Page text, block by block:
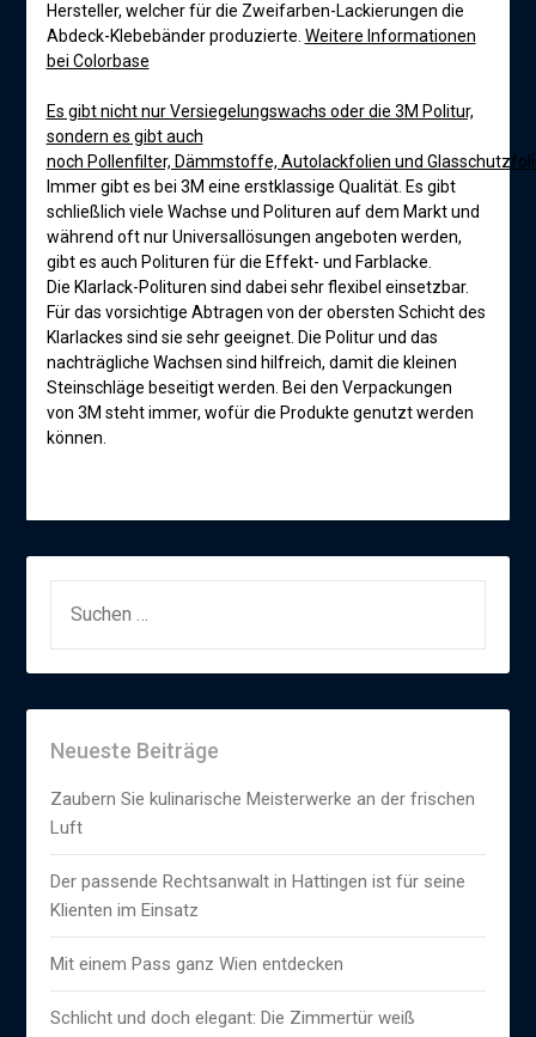
Hersteller, welcher für die Zweifarben-Lackierungen die
Abdeck-Klebebänder produzierte. Weitere Informationen
bei Colorbase
Es gibt nicht nur Versiegelungswachs oder die 3M Politur,
sondern es gibt auch
noch Pollenfilter, Dämmstoffe, Autolackfolien und
Immer gibt es bei 3M eine erstklassige Qualität. Es gibt
schließlich viele Wachse und Polituren auf dem Markt und
während oft nur Universallösungen angeboten werden,
gibt es auch Polituren für die Effekt- und Farblacke.
Die Klarlack-Polituren sind dabei sehr flexibel einsetzbar.
Für das vorsichtige Abtragen von der obersten Schicht des
Klarlackes sind sie sehr geeignet. Die Politur und das
nachträgliche Wachsen sind hilfreich, damit die kleinen
Steinschläge beseitigt werden. Bei den Verpackungen
von 3M steht immer, wofür die Produkte genutzt werden
können.
NACH:
Neueste Beiträge
Zaubern Sie kulinarische Meisterwerke an der frischen
Luft
Der passende Rechtsanwalt in Hattingen ist für seine
Klienten im Einsatz
Mit einem Pass ganz Wien entdecken
Schlicht und doch elegant: Die Zimmertür weiß